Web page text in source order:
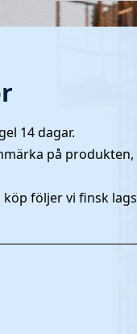
14 dagar.
på produkten,
köp följer vi finsk